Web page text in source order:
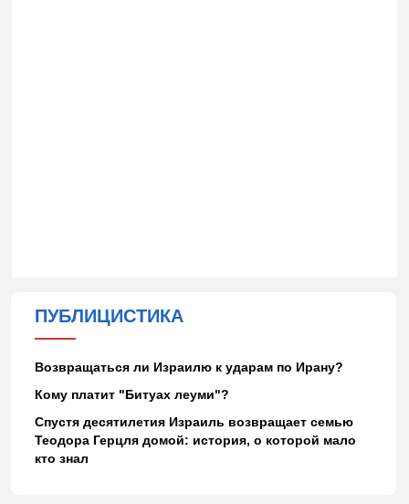
ПУБЛИЦИСТИКА
Возвращаться ли Израилю к ударам по Ирану?
Кому платит "Битуах леуми"?
Спустя десятилетия Израиль возвращает семью
Теодора Герцля домой: история, о которой мало
кто знал